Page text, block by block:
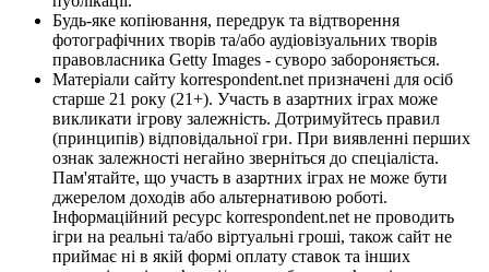
Будь-яке копіювання, передрук та відтворення
фотографічних творів та/або аудіовізуальних творів
правовласника Getty Images - суворо забороняється.
Матеріали сайту korrespondent.net призначені для осіб
старше 21 року (21+). Участь в азартних іграх може
викликати ігрову залежність. Дотримуйтесь правил
(принципів) відповідальної гри. При виявленні перших
ознак залежності негайно зверніться до спеціаліста.
Пам'ятайте, що участь в азартних іграх не може бути
джерелом доходів або альтернативою роботі.
Інформаційний ресурс korrespondent.net не проводить
ігри на реальні та/або віртуальні гроші, також сайт не
приймає ні в якій формі оплату ставок та інших